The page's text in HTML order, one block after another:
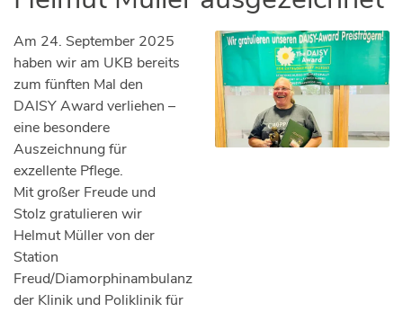
Am 24. September 2025
haben wir am UKB bereits
zum fünften Mal den
DAISY Award verliehen –
eine besondere
Auszeichnung für
exzellente Pflege.
Mit großer Freude und
Stolz gratulieren wir
Helmut Müller von der
Station
Freud/Diamorphinambulanz
der Klinik und Poliklinik für